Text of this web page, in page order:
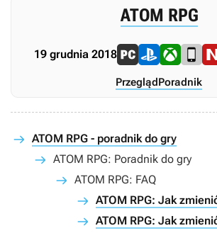
ATOM RPG
19 grudnia 2018
Przegląd Poradnik
ATOM RPG - poradnik do gry
ATOM RPG: Poradnik do gry
ATOM RPG: FAQ
ATOM RPG: Jak
ATOM RPG: Jak